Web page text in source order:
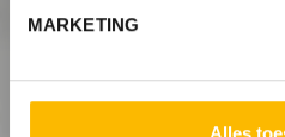
MARKETING
Alles
OPTIMAAL GENIETEN
ZONWERING